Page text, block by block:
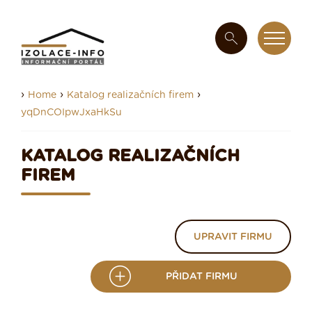
› Home › Katalog realizačních firem ›
yqDnCOIpwJxaHkSu
KATALOG REALIZAČNÍCH
FIREM
UPRAVIT FIRMU
PŘIDAT FIRMU